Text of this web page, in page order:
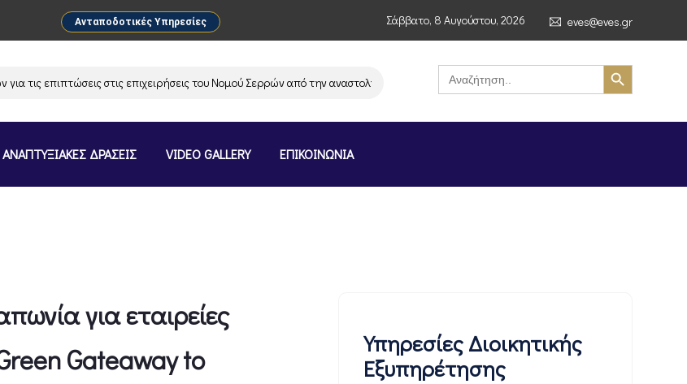
Ανταποδοτικές Υπηρεσίες Σάββατο, 8 Αυγούστου, 2026 eves@eves.gr
τις επιπτώσεις στις επιχειρήσεις του Νομού Σερρών από την αναστολή λειτουργίας της αλυσίδας σούπερ μάρκετ MERE στην Ελλάδα –
Search
for:
Search Button
ΑΝΑΠΤΥΞΙΑΚΕΣ ΔΡΑΣΕΙΣ VIDEO GALLERY ΕΠΙΚΟΙΝΩΝΙΑ
για εταιρείες
Gateaway to
Υπηρεσίες Διοικητικής
Εξυπηρέτησης